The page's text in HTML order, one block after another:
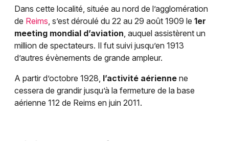
Dans cette localité, située au nord de l’agglomération
de Reims , s’est déroulé du 22 au 29 août 1909 le 1er
meeting mondial d’aviation , auquel assistèrent un
million de spectateurs. Il fut suivi jusqu’en 1913
d’autres évènements de grande ampleur.
A partir d’octobre 1928, l’activité aérienne ne
cessera de grandir jusqu’à la fermeture de la base
aérienne 112 de Reims en juin 2011.